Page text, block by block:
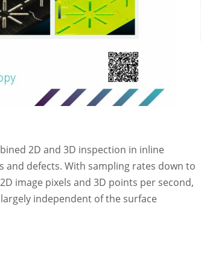
2D and 3D inspection in inline
defects. With sampling rates down to
image pixels and 3D points per second,
independent of the surface